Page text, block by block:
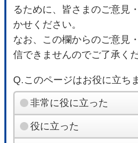
るために、皆さまのご意見
かせください。
なお、この欄からのご意見
信できませんのでご了承く
Q.このページはお役に立ち
非常に役に立った
役に立った